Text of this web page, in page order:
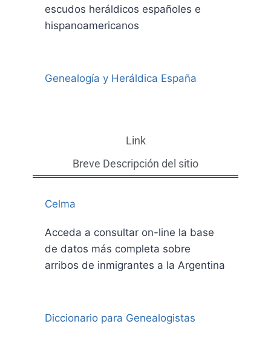
escudos heráldicos españoles e
hispanoamericanos
Genealogía y Heráldica España
Link
Breve Descripción del sitio
Celma
Acceda a consultar on-line la base
de datos más completa sobre
arribos de inmigrantes a la Argentina
Diccionario para Genealogistas